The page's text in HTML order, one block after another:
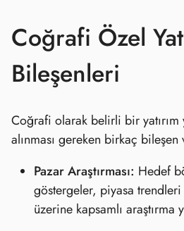
Coğrafi Özel
Bileşenleri
Coğrafi olarak belirli bir yatırım
alınması gereken birkaç bileşen
Pazar Araştırması: Hedef
göstergeler, piyasa trendleri
üzerine kapsamlı